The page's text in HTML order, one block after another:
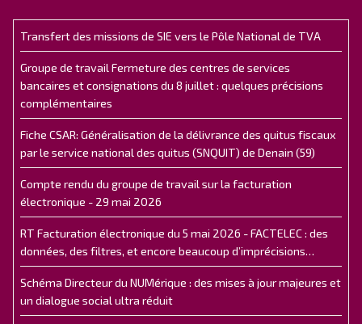
Transfert des missions de SIE vers le Pôle National de TVA
Groupe de travail Fermeture des centres de services
bancaires et consignations du 8 juillet : quelques précisions
complémentaires
Fiche CSAR: Généralisation de la délivrance des quitus fiscaux
par le service national des quitus (SNQUIT) de Denain (59)
Compte rendu du groupe de travail sur la facturation
électronique - 29 mai 2026
RT Facturation électronique du 5 mai 2026 - FACTELEC : des
données, des filtres, et encore beaucoup d’imprécisions…
Schéma Directeur du NUMérique : des mises à jour majeures et
un dialogue social ultra réduit